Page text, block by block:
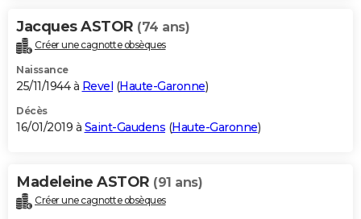
Jacques ASTOR (74 ans)
Créer une cagnotte obsèques
Naissance
25/11/1944 à Revel (Haute-Garonne)
Décès
16/01/2019 à Saint-Gaudens (Haute-Garonne)
Madeleine ASTOR (91 ans)
Créer une cagnotte obsèques